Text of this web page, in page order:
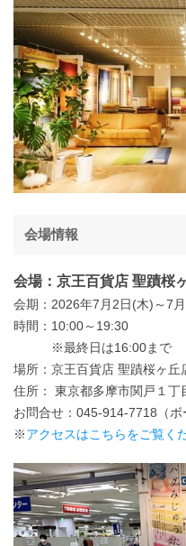
会場情報
会場：京王百貨店 聖蹟桜
会期：2026年7月2日(木)～7
時間：10:00～19:30
※最終日は16:00まで
場所：京王百貨店 聖蹟桜ヶ
住所： 東京都多摩市関戸１丁
お問合せ：045-914-7718（ボ
※アクセスはこちらをご覧く